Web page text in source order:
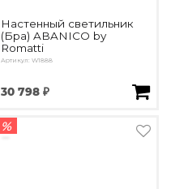
Настенный светильник
(Бра) ABANICO by
Romatti
Артикул: W1888
30 798 ₽
%